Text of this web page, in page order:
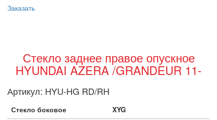
Заказать
Стекло заднее правое опускное
HYUNDAI AZERA /GRANDEUR 11-
Артикул: HYU-HG RD/RH
Стекло боковое
XYG